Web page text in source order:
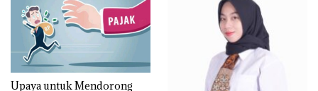
Upaya untuk Mendorong